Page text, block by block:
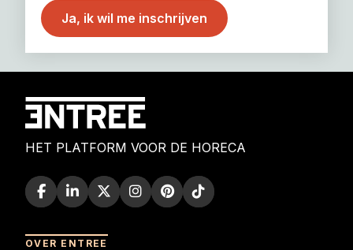
HET PLATFORM VOOR DE HORECA
OVER ENTREE